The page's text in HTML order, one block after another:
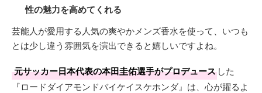
性の魅力を高めてくれる
芸能人が愛用する人気の爽やかメンズ香水を使って、いつも
とは少し違う雰囲気を演出できると嬉しいですよね。
元サッカー日本代表の本田圭佑選手がプロデュース した
『ロードダイアモンドバイケイスケホンダ』は、心が躍るよ